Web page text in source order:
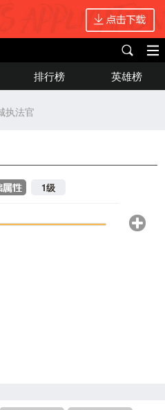
排行榜 英雄榜
执法官
1级